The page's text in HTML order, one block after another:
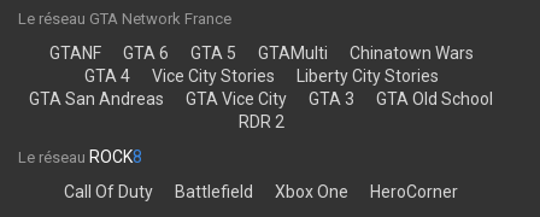
Le réseau GTA Network France
GTANF GTA 6 GTA 5 GTAMulti
Chinatown Wars
GTA 4
Vice City Stories
Liberty City Stories
GTA San Andreas
GTA Vice City GTA 3
GTA Old School
RDR 2
Le réseau ROCK8
Call Of Duty
Battlefield Xbox One HeroCorner